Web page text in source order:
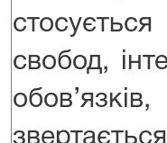
свобод,
обов’язків,